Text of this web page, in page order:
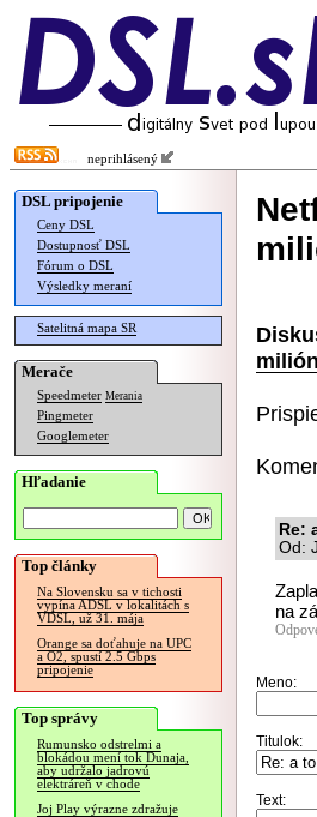
neprihlásený
DSL pripojenie
Ceny DSL
Dostupnosť DSL
Fórum o DSL
Výsledky meraní
Satelitná mapa SR
Merače
Speedmeter Merania
Pingmeter
Googlemeter
Hľadanie
Top články
Na Slovensku sa v tichosti
vypína ADSL v lokalitách s
VDSL, už 31. mája
Orange sa doťahuje na UPC
a O2, spustí 2.5 Gbps
pripojenie
Top správy
Rumunsko odstrelmi a
blokádou mení tok Dunaja,
aby udržalo jadrovú
elektráreň v chode
Joj Play výrazne zdražuje
Re:
Od:
na
Meno:
Titulok:
Text: